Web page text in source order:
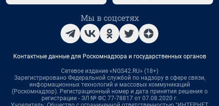
Мы в соцсетях
Контактные данные для Роскомнадзора и государственных органов
Сетевое издание «NGS42.RU» (18+)
Зарегистрировано Федеральной службой по надзору в сфере связи,
информационных технологий и массовых коммуникаций
(Роскомнадзор). Регистрационный номер и дата принятия решения о
регистрации - ЭЛ № ФС 77-78817 от 07.08.2020 г.